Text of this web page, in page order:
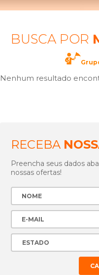
BUSCA POR
Nenhum resultado
RECEBA
Preencha seus dados
nossas ofertas!